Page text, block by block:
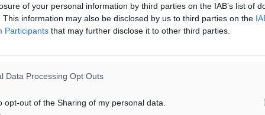
of your personal information by third parties on the IAB’s list of
This information may also be disclosed by us to third parties on the
Participants that may further disclose it to other third parties.
Data Processing Opt Outs
opt-out of the Sharing of my personal data.
τη νέα υπηρεσία
διαθέσιμη έως τις 18
Βασίλειο,
ραντεβού,
τους πελάτες να
σε ερωτήματα για νέες
Εξαιρετικός μήνας
Σεπτέμβριος για τον
Ρόδου - Με προσφορές και
Ιούλιο και…